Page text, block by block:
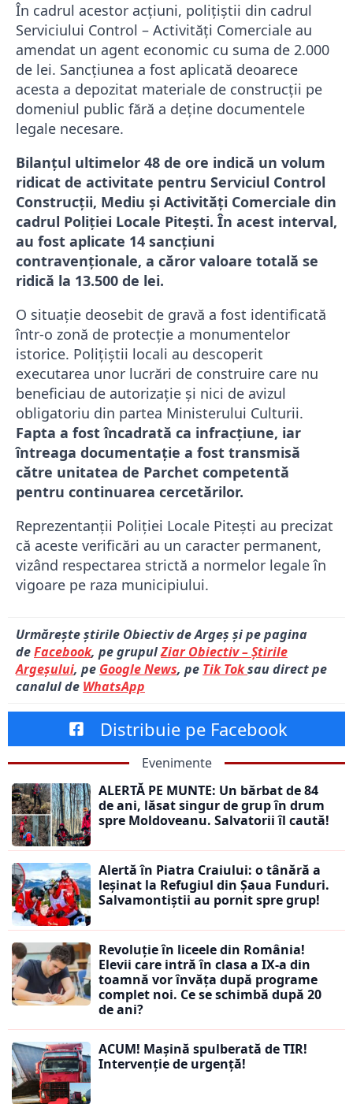
În cadrul acestor acțiuni, polițiștii din cadrul
Serviciului Control – Activități Comerciale au
amendat un agent economic cu suma de 2.000
de lei. Sancțiunea a fost aplicată deoarece
acesta a depozitat materiale de construcții pe
domeniul public fără a deține documentele
legale necesare.
Bilanțul ultimelor 48 de ore indică un volum
ridicat de activitate pentru Serviciul Control
Construcții, Mediu și Activități Comerciale din
cadrul Poliției Locale Pitești. În acest interval,
au fost aplicate 14 sancțiuni
contravenționale, a căror valoare totală se
ridică la 13.500 de lei.
O situație deosebit de gravă a fost identificată
într-o zonă de protecție a monumentelor
istorice. Polițiștii locali au descoperit
executarea unor lucrări de construire care nu
beneficiau de autorizație și nici de avizul
obligatoriu din partea Ministerului Culturii.
Fapta a fost încadrată ca infracțiune, iar
întreaga documentație a fost transmisă
către unitatea de Parchet competentă
pentru continuarea cercetărilor.
Reprezentanții Poliției Locale Pitești au precizat
că aceste verificări au un caracter permanent,
vizând respectarea strictă a normelor legale în
vigoare pe raza municipiului.
Urmărește știrile Obiectiv de Argeș și pe pagina
deFacebook, pe grupulZiar Obiectiv – Știrile
Argeșului, pe Google News, pe Tik Toksau direct pe
canalul de WhatsApp
Distribuie pe Facebook
Evenimente
ALERTĂ PE MUNTE: Un bărbat de 84
de ani, lăsat singur de grup în drum
spre Moldoveanu. Salvatorii îl caută!
Alertă în Piatra Craiului: o tânără a
leșinat la Refugiul din Șaua Funduri.
Salvamontiștii au pornit spre grup!
Revoluție în liceele din România!
Elevii care intră în clasa a IX-a din
toamnă vor învăța după programe
complet noi. Ce se schimbă după 20
de ani?
ACUM! Mașină spulberată de TIR!
Intervenție de urgență!